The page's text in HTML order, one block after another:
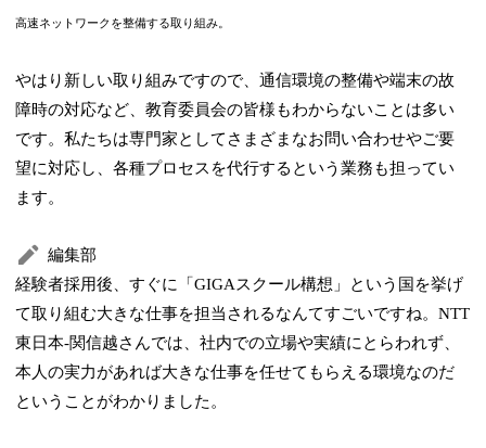
高速ネットワークを整備する取り組み。
やはり新しい取り組みですので、通信環境の整備や端末の故
障時の対応など、教育委員会の皆様もわからないことは多い
です。私たちは専門家としてさまざまなお問い合わせやご要
望に対応し、各種プロセスを代行するという業務も担ってい
ます。
編集部
経験者採用後、すぐに「GIGAスクール構想」という国を挙げ
て取り組む大きな仕事を担当されるなんてすごいですね。NTT
東日本-関信越さんでは、社内での立場や実績にとらわれず、
本人の実力があれば大きな仕事を任せてもらえる環境なのだ
ということがわかりました。